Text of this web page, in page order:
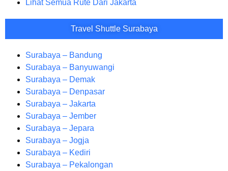
Lihat Semua Rute Dari Jakarta
Travel Shuttle Surabaya
Surabaya – Bandung
Surabaya – Banyuwangi
Surabaya – Demak
Surabaya – Denpasar
Surabaya – Jakarta
Surabaya – Jember
Surabaya – Jepara
Surabaya – Jogja
Surabaya – Kediri
Surabaya – Pekalongan